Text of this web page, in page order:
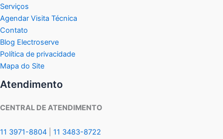
Serviços
Agendar Visita Técnica
Contato
Blog Electroserve
Política de privacidade
Mapa do Site
Atendimento
CENTRAL DE ATENDIMENTO
11 3971-8804
11 3483-8722